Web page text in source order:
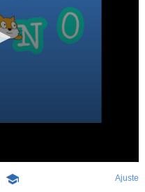
-
Ajuste